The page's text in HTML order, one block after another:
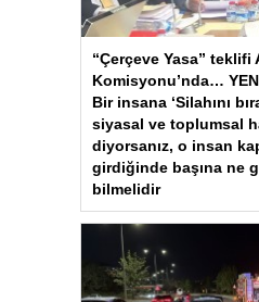
“Çerçeve Yasa” teklifi
Komisyonu’nda…
Bir insana ‘Silahını
siyasal ve toplumsal
diyorsanız, o insan
girdiğinde başına ne
bilmelidir